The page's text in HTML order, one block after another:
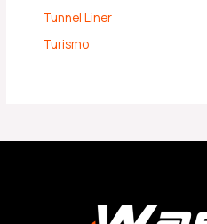
Tunnel Liner
Turismo